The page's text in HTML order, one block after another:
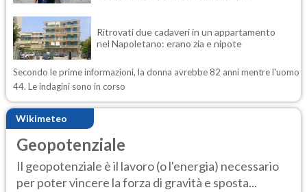
Ritrovati due cadaveri in un appartamento
nel Napoletano: erano zia e nipote
Secondo le prime informazioni, la donna avrebbe 82 anni mentre l'uomo
44. Le indagini sono in corso
Wikimeteo
Geopotenziale
Il geopotenziale è il lavoro (o l'energia) necessario
per poter vincere la forza di gravità e sposta...